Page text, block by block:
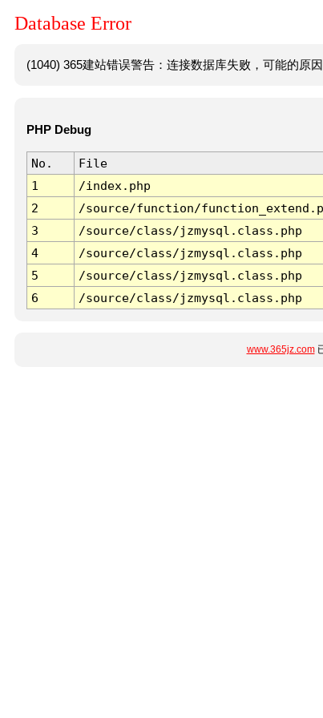
Database Error
(1040) 365建站错误警告：连接数据库失败，可能的原
PHP Debug
No. File
1
/index.php
2
/source/function/
3
/source/class/jzmysql.class.php
4
/source/class/jzmysql.class.php
5
/source/class/jzmysql.class.php
6
/source/class/jzmysql.class.php
www.365jz.com